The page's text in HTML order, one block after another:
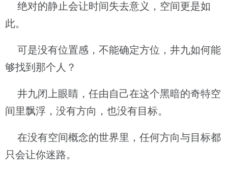
绝对的静止会让时间失去意义，空间更是如
此。
可是没有位置感，不能确定方位，井九如何能
够找到那个人？
井九闭上眼睛，任由自己在这个黑暗的奇特空
间里飘浮，没有方向，也没有目标。
在没有空间概念的世界里，任何方向与目标都
只会让你迷路。